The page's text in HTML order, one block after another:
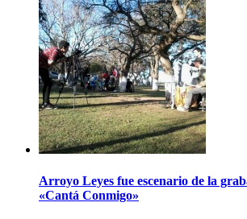
Arroyo Leyes fue escenario de la
«Cantá Conmigo»